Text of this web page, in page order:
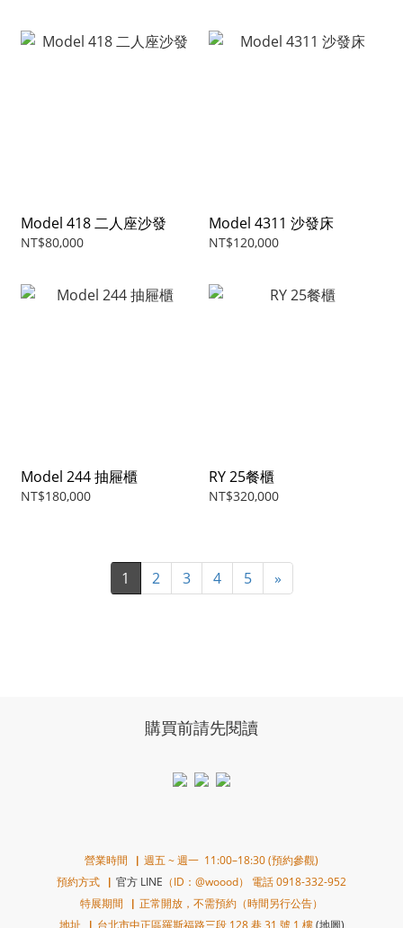
Model 418 二人座沙發
NT$80,000
Model 4311 沙發床
NT$120,000
Model 244 抽屜櫃
NT$180,000
RY 25餐櫃
NT$320,000
1 2 3 4 5 »
購買前請先閱讀
營業時間▕ 週五 ~ 週一 11:00–18:30 (預約參觀)
預約方式▕ 官方 LINE （ID：@woood） 電話 0918-332-952
特展期間▕ 正常開放，不需預約（時間另行公告）